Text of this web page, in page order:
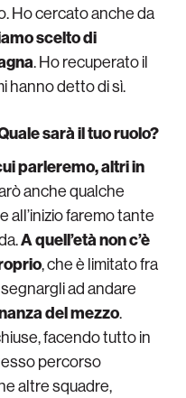
Ho cercato anche da
scelto di
. Ho recuperato il
hanno detto di sì.
sarà il tuo ruolo?
parleremo, altri in
anche qualche
all’inizio faremo tante
A quell’età non c’è
, che è limitato fra
ad andare
del mezzo.
facendo tutto in
percorso
altre squadre,